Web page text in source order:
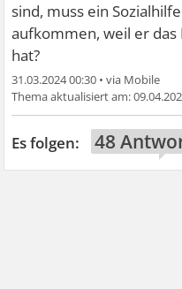
sind, muss ein
aufkommen, weil er das
hat?
31.03.2024 00:30 •
48